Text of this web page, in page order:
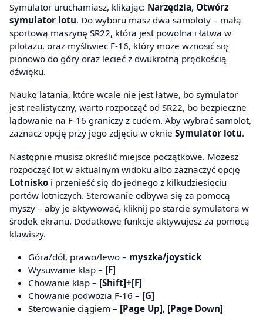
Symulator uruchamiasz, klikając: Narzędzia, Otwórz
symulator lotu. Do wyboru masz dwa samoloty – małą
sportową maszynę SR22, która jest powolna i łatwa w
pilotażu, oraz myśliwiec F-16, który może wznosić się
pionowo do góry oraz lecieć z dwukrotną prędkością
dźwięku.
Naukę latania, które wcale nie jest łatwe, bo symulator
jest realistyczny, warto rozpocząć od SR22, bo bezpieczne
lądowanie na F-16 graniczy z cudem. Aby wybrać samolot,
zaznacz opcję przy jego zdjęciu w oknie Symulator lotu.
Następnie musisz określić miejsce początkowe. Możesz
rozpocząć lot w aktualnym widoku albo zaznaczyć opcję
Lotnisko i przenieść się do jednego z kilkudziesięciu
portów lotniczych. Sterowanie odbywa się za pomocą
myszy – aby je aktywować, kliknij po starcie symulatora w
środek ekranu. Dodatkowe funkcje aktywujesz za pomocą
klawiszy.
Góra/dół, prawo/lewo – myszka/joystick
Wysuwanie klap – [F]
Chowanie klap – [Shift]+[F]
Chowanie podwozia F-16 – [G]
Sterowanie ciągiem – [Page Up], [Page Down]